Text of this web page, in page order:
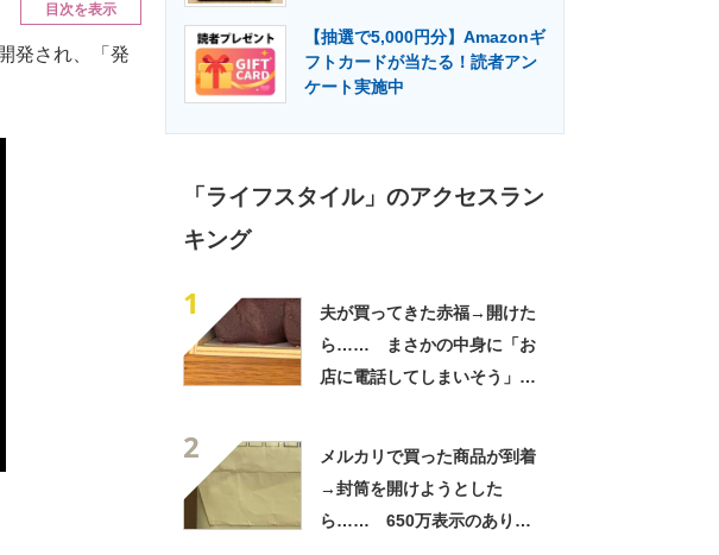
目次を表示
発され、「発
【抽選で5,000円分】Amazonギ
フトカードが当たる！読者アン
ケート実施中
「ライフスタイル」のアクセスラン
キング
1
夫が買ってきた赤福→開けた
ら…… まさかの中身に「お
店に電話してしまいそう」
2
メルカリで買った商品が到着
→封筒を開けようとした
ら…… 650万表示のありえ